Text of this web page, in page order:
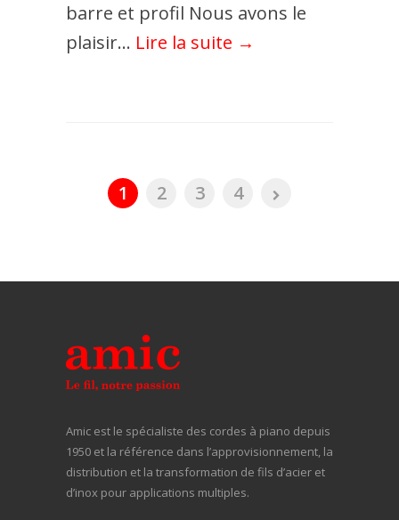
barre et profil Nous avons le
plaisir... Lire la suite →
1 2 3 4
Amic est le spécialiste des cordes à piano depuis
1950 et la référence dans l’approvisionnement, la
distribution et la transformation de fils d’acier et
d’inox pour applications multiples.